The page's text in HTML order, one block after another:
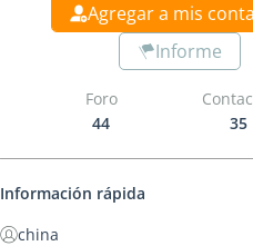
Agregar a mis
Informe
Foro
44
35
Información rápida
china